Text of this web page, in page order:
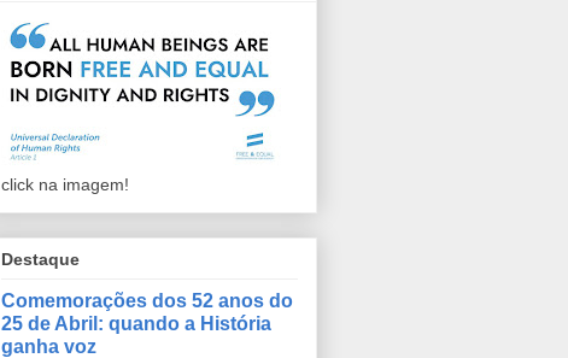
click na imagem!
Destaque
Comemorações dos 52 anos do
25 de Abril: quando a História
ganha voz